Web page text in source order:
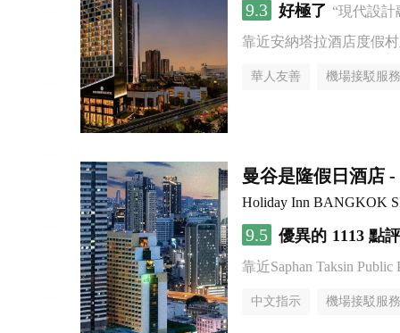
9.3 好極了 “現代設
靠近安納塔拉酒店度假
華人友善 機場接駁服務
曼谷是隆假日酒店
Holiday Inn BANGKOK
9.5 優異的 1113 點評
靠近Saphan Taksin Public
中文指示 機場接駁服務